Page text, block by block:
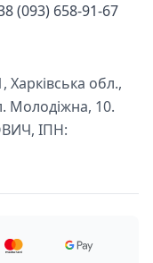
(093) 658-91-67
обл.,
Молодіжна, 10.
ІПН: